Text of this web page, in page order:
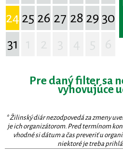
24 25 26 27 28 29 30
31
Pre daný filter sa
vyhovujúce
* Žilinský diár nezodpovedá za zmeny
je ich organizátorom. Pred termínom
vhodné si dátum a čas preveriť u
niektoré je treba